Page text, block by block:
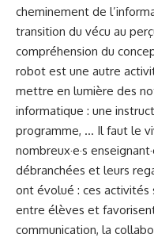
cheminement de
transition du vécu au
compréhension du
robot est une autre
mettre en lumière des
informatique : une
programme, … Il faut le
nombreux·e·s
débranchées et leurs
ont évolué : ces activités
entre élèves et
communication, la